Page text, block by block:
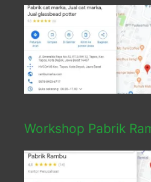
Workshop Pabrik